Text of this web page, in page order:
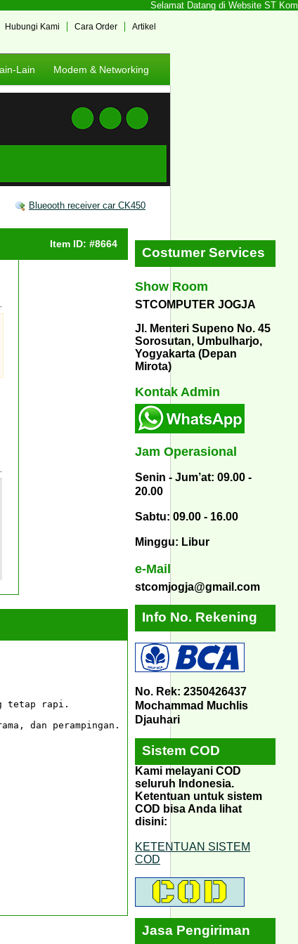
Selamat Datang di Website ST
Artikel
Cara Order
Hubungi Kami
Lain Modem & Networking
Blueooth receiver car CK450
Item ID: #8664
tetap rapi.
dan perampingan.
Costumer Services
Show Room
STCOMPUTER JOGJA
Jl. Menteri Supeno No. 45
Sorosutan, Umbulharjo,
Yogyakarta (Depan
Mirota)
Kontak Admin
Jam Operasional
Senin - Jum’at: 09.00 -
20.00
Sabtu: 09.00 - 16.00
Minggu: Libur
e-Mail
stcomjogja@gmail.com
Info No. Rekening
No. Rek: 2350426437
Mochammad Muchlis
Djauhari
Sistem COD
Kami melayani COD
seluruh Indonesia.
Ketentuan untuk sistem
COD bisa Anda lihat
disini:
KETENTUAN SISTEM
COD
Jasa Pengiriman